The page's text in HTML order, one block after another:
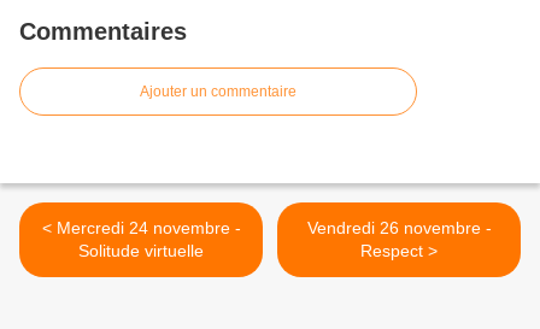
Commentaires
Ajouter un commentaire
< Mercredi 24 novembre -
Solitude virtuelle
Vendredi 26 novembre -
Respect >